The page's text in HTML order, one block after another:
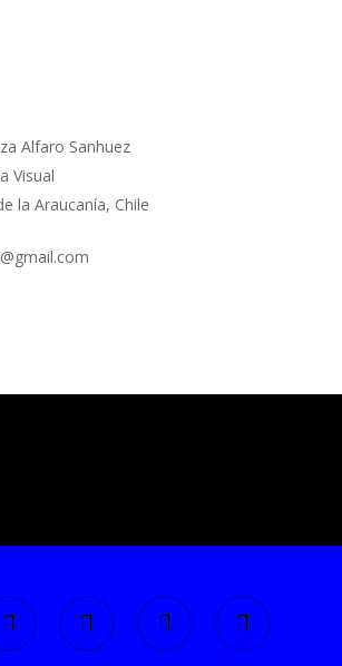
Alfaro Sanhuez
Visual
la Araucanía, Chile
youtube instagram flickr